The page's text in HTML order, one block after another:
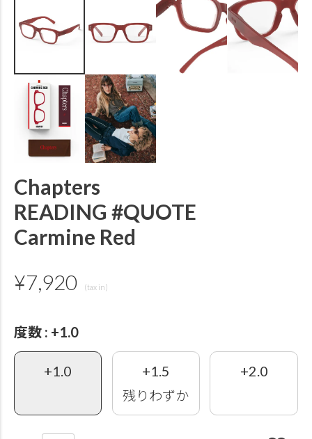
Chapters
READING #QUOTE
Carmine Red
¥7,920
度数 +1.0
+1.0 +1.5
残りわずか
+2.0